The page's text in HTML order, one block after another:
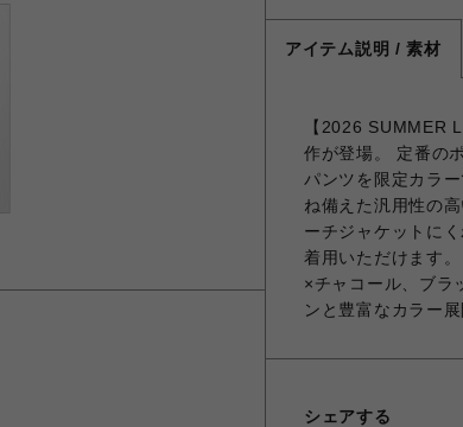
アイテム説明 / 素材
【2026 SUMMER
作が登場。 定番の
パンツを限定カラ
ね備えた汎用性の
ーチジャケットに
着用いただけます
×チャコール、ブラ
ンと豊富なカラー展
シェアする